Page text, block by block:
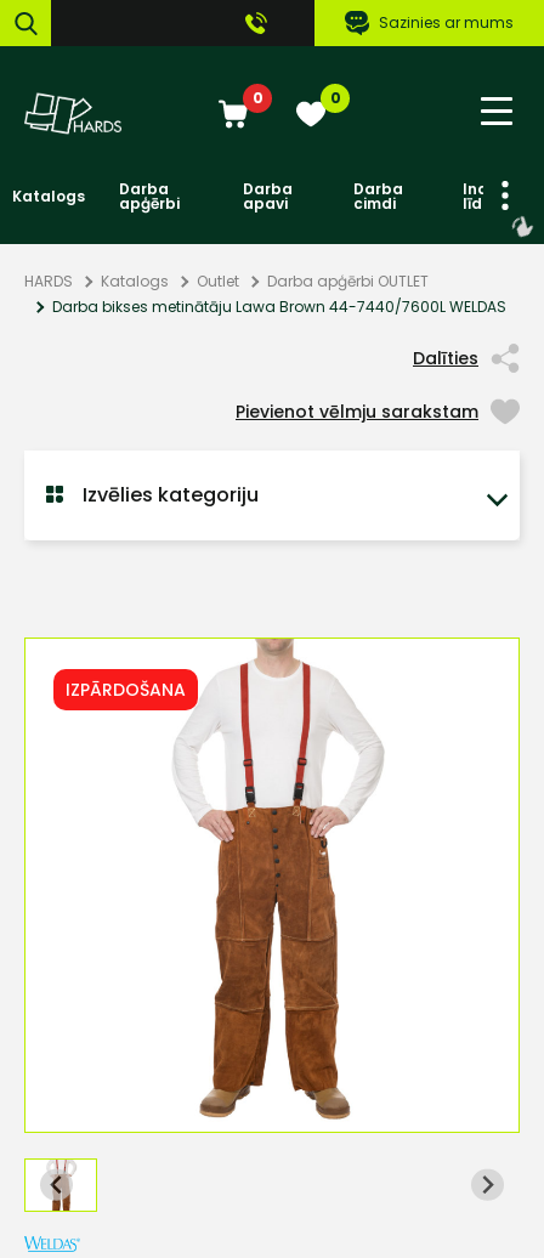
Sazinies ar mums
0 0
Katalogs Darba
apģērbi
Darba
apavi
Darba
cimdi līdzekļi
HARDS Katalogs Outlet
Darba apģērbi OUTLET
Darba bikses metinātāju Lawa Brown 44-7440/7600L WELDAS
Dalīties
Pievienot vēlmju sarakstam
Izvēlies kategoriju
IZPĀRDOŠANA